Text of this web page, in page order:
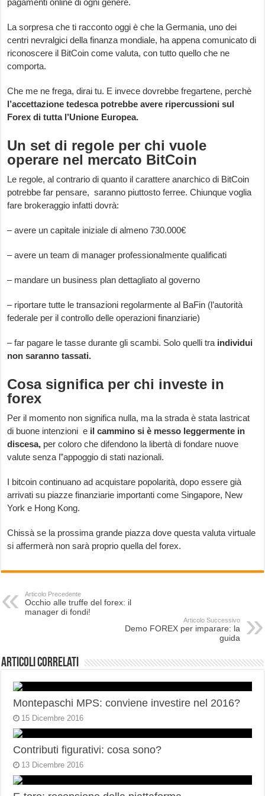
pagamenti online di ogni genere.
La sorpresa che ti racconto oggi è che la Germania, uno dei
centri nevralgici della finanza mondiale, ha appena comunicato di
riconoscere il BitCoin come valuta, con tutto quello che ne
comporta.
Che me ne frega, dirai tu. E invece dovrebbe fregartene, perchè
l’accettazione tedesca potrebbe avere ripercussioni sul
Forex di tutta l’Unione Europea.
Un set di regole per chi vuole
operare nel mercato BitCoin
Le regole, al contrario di quanto il carattere anarchico di BitCoin
potrebbe far pensare, saranno piuttosto ferree. Chiunque voglia
fare brokeraggio infatti dovrà:
– avere un capitale iniziale di almeno 730.000€
– avere un team di manager professionalmente qualificati
– mandare un business plan dettagliato al governo
– riportare tutte le transazioni regolarmente al BaFin (l’autorità
federale per il controllo delle operazioni finanziarie)
– far pagare le tasse durante gli scambi. Solo quelli tra individui
non saranno tassati.
Cosa significa per chi investe in
forex
Per il momento non significa nulla, ma la strada è stata lastricat
di buone intenzioni e il cammino si è messo leggermente in
discesa, per coloro che difendono la libertà di fondare nuove
valute senza l”appoggio di stati nazionali.
I bitcoin continuano ad acquistare popolarità, dopo essere già
arrivati su piazze finanziarie importanti come Singapore, New
York e Hong Kong.
Chissà se la prossima grande piazza dove questa valuta virtuale
si affermerà non sarà proprio quella del forex.
Articolo Precedente
Occhio alle truffe del forex: il
manager di fondi!
Articolo Successivo
Demo FOREX per imparare: la
guida
Articoli correlati
Montepaschi MPS: conviene investire nel 2016?
15 Dicembre 2016
Contributi figurativi: cosa sono?
13 Dicembre 2016